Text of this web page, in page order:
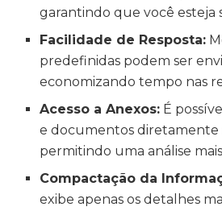
garantindo que você esteja
Facilidade de Resposta:
predefinidas podem ser
economizando tempo nas
Acesso a Anexos: É
e documentos diretamente
permitindo uma análise
Compactação da
exibe apenas os detalhes